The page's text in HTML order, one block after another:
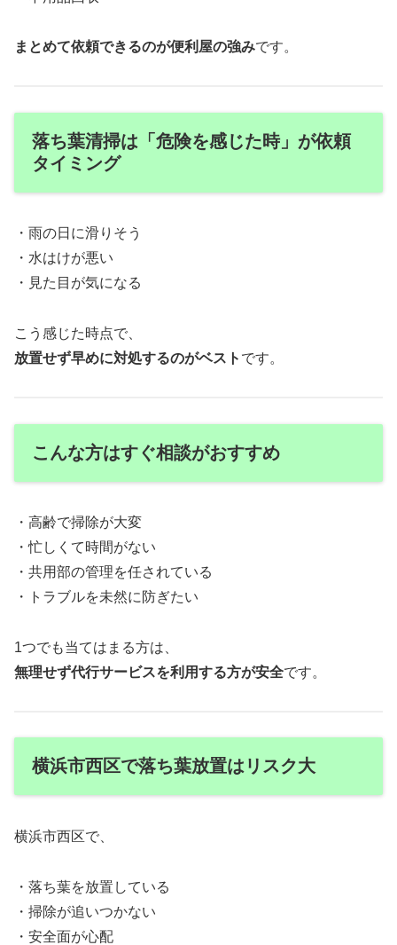
まとめて依頼できるのが便利屋の強みです。
落ち葉清掃は「危険を感じた時」が依頼
タイミング
・雨の日に滑りそう
・水はけが悪い
・見た目が気になる
こう感じた時点で、
放置せず早めに対処するのがベスト です。
こんな方はすぐ相談がおすすめ
・高齢で掃除が大変
・忙しくて時間がない
・共用部の管理を任されている
・トラブルを未然に防ぎたい
1つでも当てはまる方は、
無理せず代行サービスを利用する方が安全です。
横浜市西区で落ち葉放置はリスク大
横浜市西区で、
・落ち葉を放置している
・掃除が追いつかない
・安全面が心配